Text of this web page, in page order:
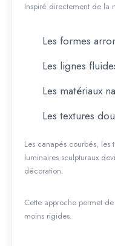
Inspiré directement de la
Les formes
Les lignes
Les matériaux
Les textures
Les canapés courbés, les
luminaires sculpturaux
décoration.
Cette approche permet
moins rigides.